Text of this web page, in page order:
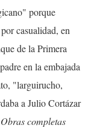
porque
casualidad, en
de la Primera
en la embajada
"larguirucho,
a Julio Cortázar
Obras completas